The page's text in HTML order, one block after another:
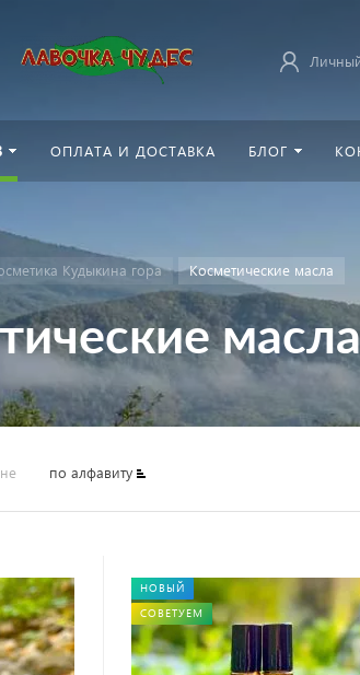
ОПЛАТА И ДОСТАВКА БЛОГ
Кудыкина гора Косметические масла
масла
по алфавиту
НОВЫЙ
СОВЕТУЕМ